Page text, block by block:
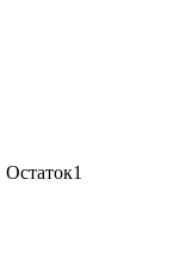
Остаток1